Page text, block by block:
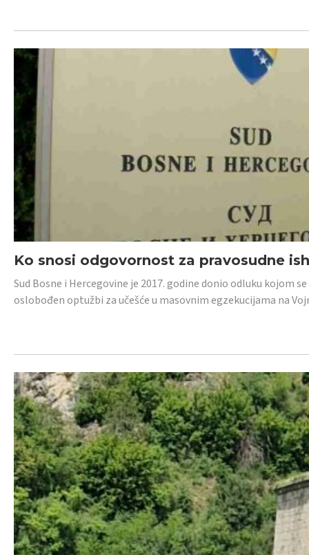
Ko snosi odgovornost za pravosudne
Sud Bosne i Hercegovine je 2017. godine donio odluku kojom
oslobođen optužbi za učešće u masovnim egzekucijama na